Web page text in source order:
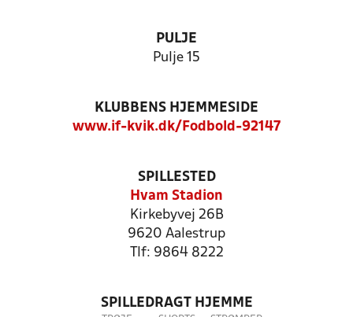
PULJE
Pulje 15
KLUBBENS HJEMMESIDE
www.if-kvik.dk/Fodbold-92147
SPILLESTED
Hvam Stadion
Kirkebyvej 26B
9620 Aalestrup
Tlf: 9864 8222
SPILLEDRAGT HJEMME